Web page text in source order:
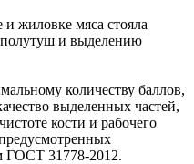
жиловке мяса стояла
полутуш и выделению
количеству баллов,
выделенных частей,
кости и рабочего
ГОСТ 31778-2012.